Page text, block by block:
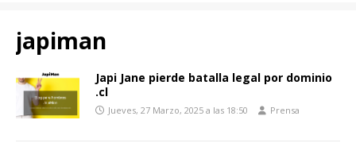
japiman
Japi Jane pierde batalla legal por dominio
.cl
Jueves, 27 Marzo, 2025 a las 18:50 Prensa